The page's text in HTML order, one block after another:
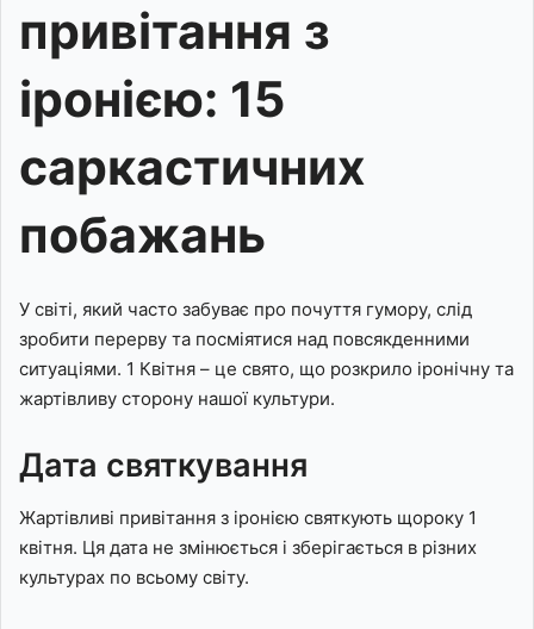
привітання з
іронією: 15
саркастичних
побажань
У світі, який часто забуває про почуття гумору, слід
зробити перерву та посміятися над повсякденними
ситуаціями. 1 Квітня – це свято, що розкрило іронічну та
жартівливу сторону нашої культури.
Дата святкування
Жартівливі привітання з іронією святкують щороку 1
квітня. Ця дата не змінюється і зберігається в різних
культурах по всьому світу.